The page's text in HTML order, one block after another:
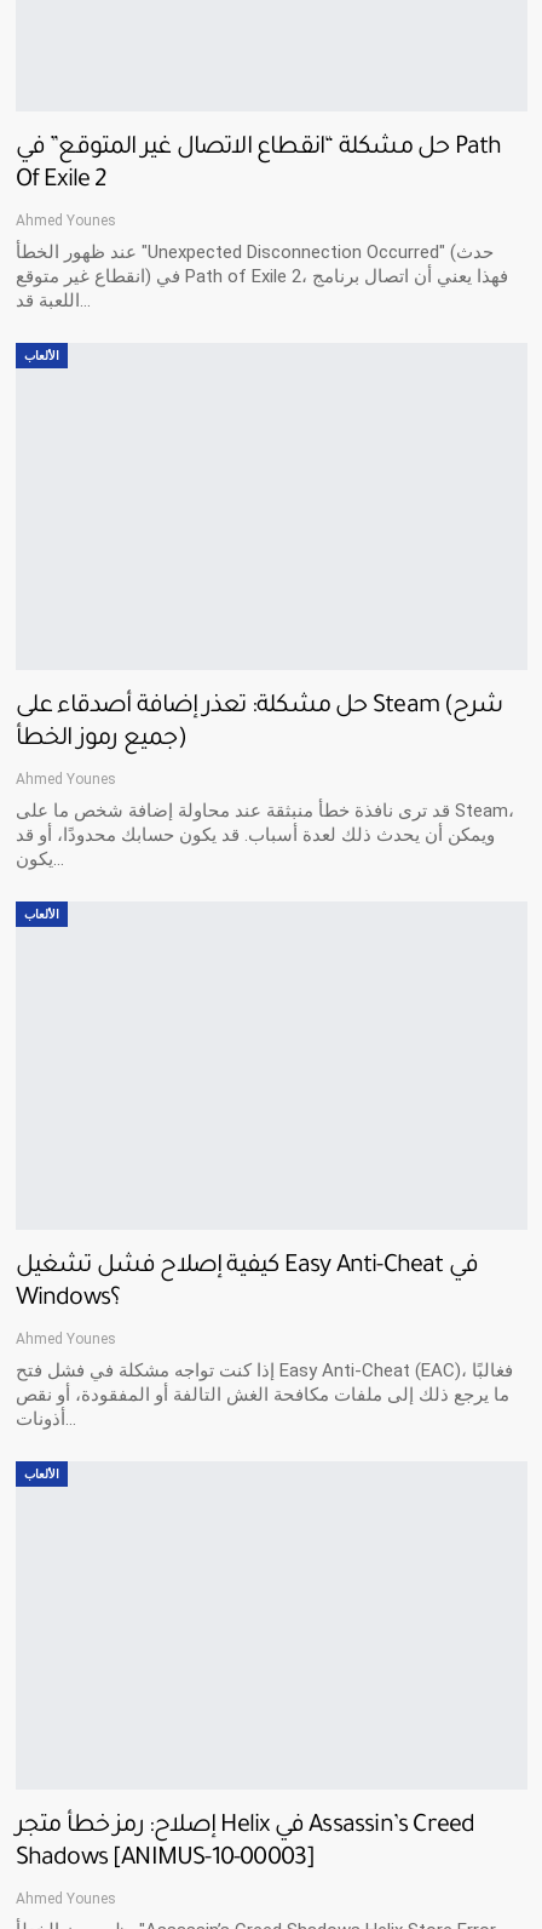
حل مشكلة “انقطاع الاتصال غير المتوقع” في Path
Of Exile 2
Ahmed Younes
عند ظهور الخطأ "Unexpected Disconnection Occurred" (حدث
انقطاع غير متوقع) في Path of Exile 2، فهذا يعني أن اتصال برنامج
الألعاب
حل مشكلة: تعذر إضافة أصدقاء على Steam (شرح
جميع رموز الخطأ)
Ahmed Younes
قد ترى نافذة خطأ منبثقة عند محاولة إضافة شخص ما على Steam،
ويمكن أن يحدث ذلك لعدة أسباب. قد يكون حسابك محدودًا، أو قد
يكون…
الألعاب
كيفية إصلاح فشل تشغيل Easy Anti-Cheat في
Windows؟
Ahmed Younes
إذا كنت تواجه مشكلة في فشل فتح Easy Anti-Cheat (EAC)، فغالبًا
ما يرجع ذلك إلى ملفات مكافحة الغش التالفة أو المفقودة، أو نقص
أذونات…
الألعاب
إصلاح: رمز خطأ متجر Helix في Assassin’s Creed
Shadows [ANIMUS-10-00003]
Ahmed Younes